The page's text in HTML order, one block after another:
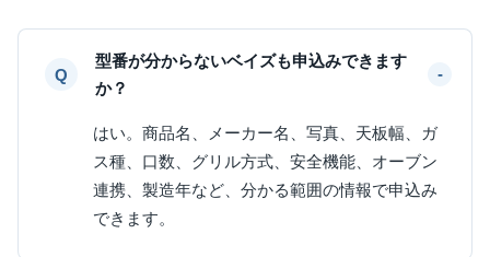
型番が分からないベイズも申込みできます
か？
はい。商品名、メーカー名、写真、天板幅、ガ
ス種、口数、グリル方式、安全機能、オーブン
連携、製造年など、分かる範囲の情報で申込み
できます。